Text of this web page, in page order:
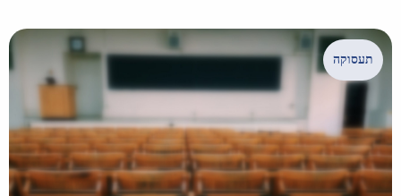
תעסוקה